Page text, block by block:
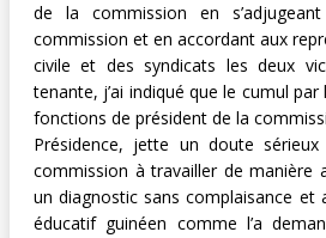
de la commission en
commission et en accordant aux
civile et des syndicats les deux
tenante, j’ai indiqué que le cumul
fonctions de président de la
Présidence, jette un doute
commission à travailler de manière
un diagnostic sans complaisance et
éducatif guinéen comme l’a